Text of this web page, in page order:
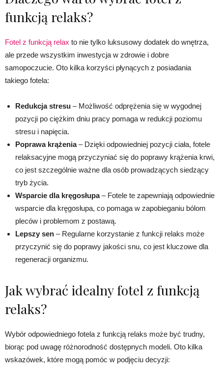
funkcją relaks?
Fotel z funkcją relax to nie tylko luksusowy dodatek do wnętrza,
ale przede wszystkim inwestycja w zdrowie i dobre
samopoczucie. Oto kilka korzyści płynących z posiadania
takiego fotela:
Redukcja stresu – Możliwość odprężenia się w wygodnej
pozycji po ciężkim dniu pracy pomaga w redukcji poziomu
stresu i napięcia.
Poprawa krążenia– Dzięki odpowiedniej pozycji ciała, fotele
relaksacyjne mogą przyczyniać się do poprawy krążenia krwi,
co jest szczególnie ważne dla osób prowadzących siedzący
tryb życia.
Wsparcie dla kręgosłupa– Fotele te zapewniają odpowiednie
wsparcie dla kręgosłupa, co pomaga w zapobieganiu bólom
pleców i problemom z postawą.
Lepszy sen – Regularne korzystanie z funkcji relaks może
przyczynić się do poprawy jakości snu, co jest kluczowe dla
regeneracji organizmu.
Jak wybrać idealny fotel z funkcją
relaks?
Wybór odpowiedniego fotela z funkcją relaks może być trudny,
biorąc pod uwagę różnorodność dostępnych modeli. Oto kilka
wskazówek, które mogą pomóc w podjęciu decyzji: